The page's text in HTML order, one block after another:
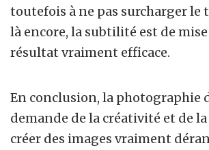
toutefois à ne pas surcharger
là encore, la subtilité est de
résultat vraiment efficace.
En conclusion, la photographie
demande de la créativité et de
créer des images vraiment